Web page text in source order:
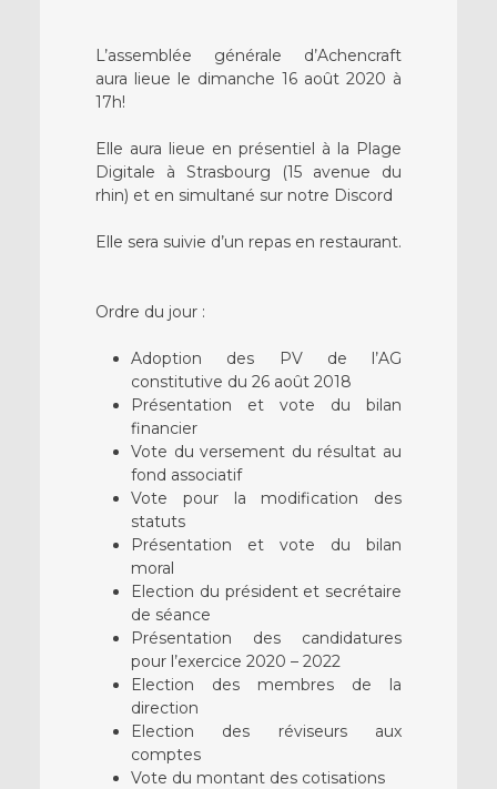
L’assemblée générale d’Achencraft
aura lieue le dimanche 16 août 2020 à
17h!
Elle aura lieue en présentiel à la Plage
Digitale à Strasbourg (15 avenue du
rhin) et en simultané sur notre Discord
Elle sera suivie d’un repas en restaurant.
Ordre du jour :
Adoption des PV de l’AG
constitutive du 26 août 2018
Présentation et vote du bilan
financier
Vote du versement du résultat au
fond associatif
Vote pour la modification des
statuts
Présentation et vote du bilan
moral
Election du président et secrétaire
de séance
Présentation des candidatures
pour l’exercice 2020 – 2022
Election des membres de la
direction
Election des réviseurs aux
comptes
Vote du montant des cotisations